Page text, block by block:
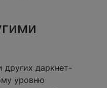
других даркнет-
уровню